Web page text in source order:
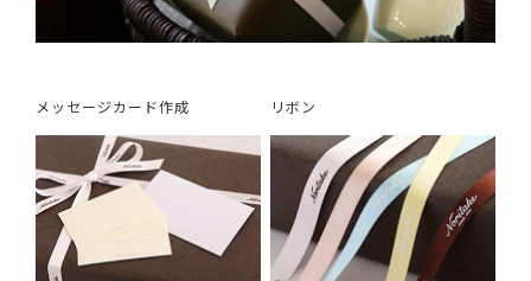
メッセージカード作成 リボン